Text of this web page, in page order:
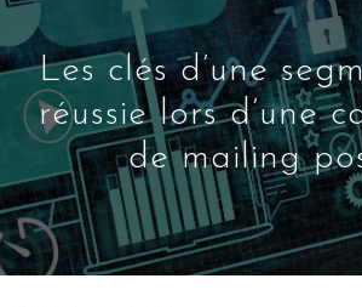
Les clés d’une
réussie lors d’une
de mailing